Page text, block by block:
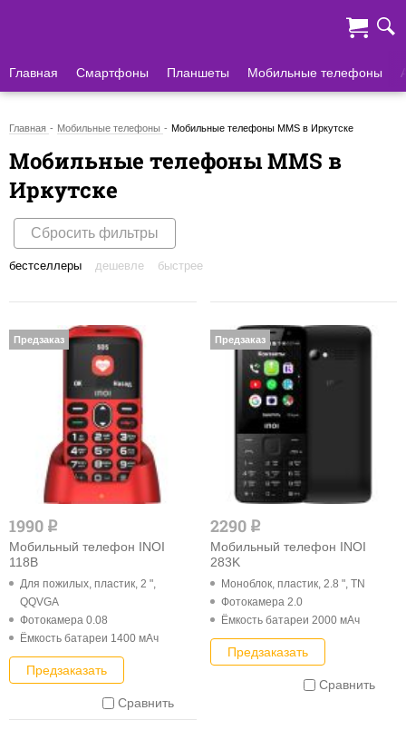
Главная Смартфоны Планшеты Мобильные телефоны
Главная Мобильные телефоны Мобильные телефоны MMS в Иркутске
Мобильные телефоны MMS в
Иркутске
Сбросить фильтры
бестселлеры дешевле быстрее
1990 q
Мобильный телефон INOI
118B
Для пожилых, пластик, 2 ",
QQVGA
Фотокамера 0.08
Ёмкость батареи 1400 мАч
Предзаказать
Сравнить
Предзаказ
2290 q
Мобильный телефон INOI
283K
Моноблок, пластик, 2.8 ", TN
Фотокамера 2.0
Ёмкость батареи 2000 мАч
Предзаказать
Сравнить
Предзаказ